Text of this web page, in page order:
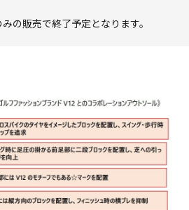
の販売で終了予定となります。